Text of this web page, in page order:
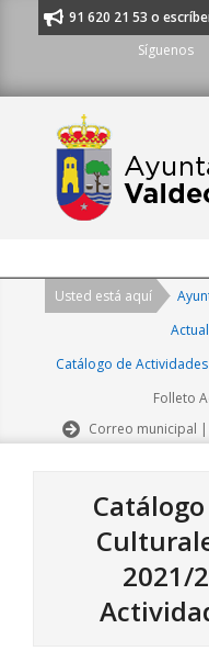
al 91 620 21 53 o
Síguenos
Navigation
Usted está aquí
Catálogo de
Folleto
Correo municipal
2021/